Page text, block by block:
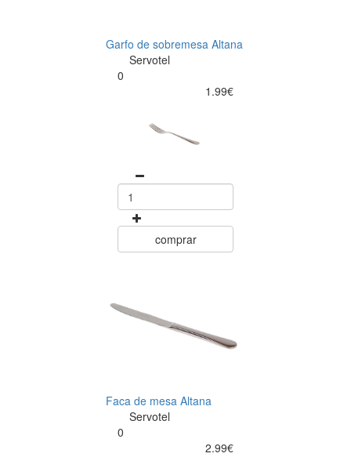
Garfo de sobremesa Altana
Servotel
0
1.99€
comprar
Faca de mesa Altana
Servotel
0
2.99€